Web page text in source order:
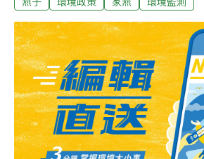
甦，第一年舉辦全民數鳥活動，主題
福」，象徵燕子為民眾帶來的福氣。
是一般民眾平日常見且在春季期間許
鳥種，無論是家燕或赤腰燕都會在人
殖，是極具親和力且容易辨認的鳥類
子〉手稿，藉由文藝創作串聯保育概
燕科為洋燕、家燕以及赤腰燕，除此
燕科的小雨燕都在平地有建築物群之